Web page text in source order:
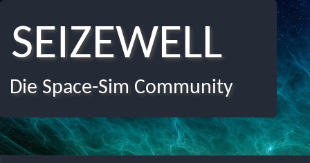
SEIZEWELL
Die Space-Sim Community